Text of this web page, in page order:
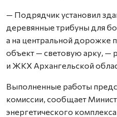
— Подрядчик установил
деревянные трибуны для
а на центральной дорожке
объект — световую арку, —
и ЖКХ Архангельской
Выполненные работы
комиссии, сообщает
энергетического